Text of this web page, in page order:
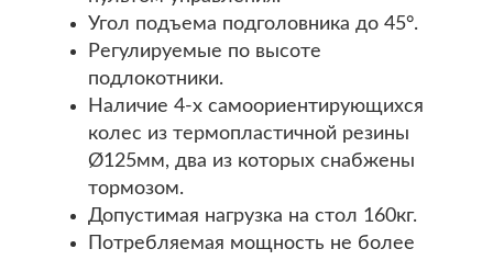
Угол подъема подголовника до 45°.
Регулируемые по высоте
подлокотники.
Наличие 4-х самоориентирующихся
колес из термопластичной резины
Ø125мм, два из которых снабжены
тормозом.
Допустимая нагрузка на стол 160кг.
Потребляемая мощность не более